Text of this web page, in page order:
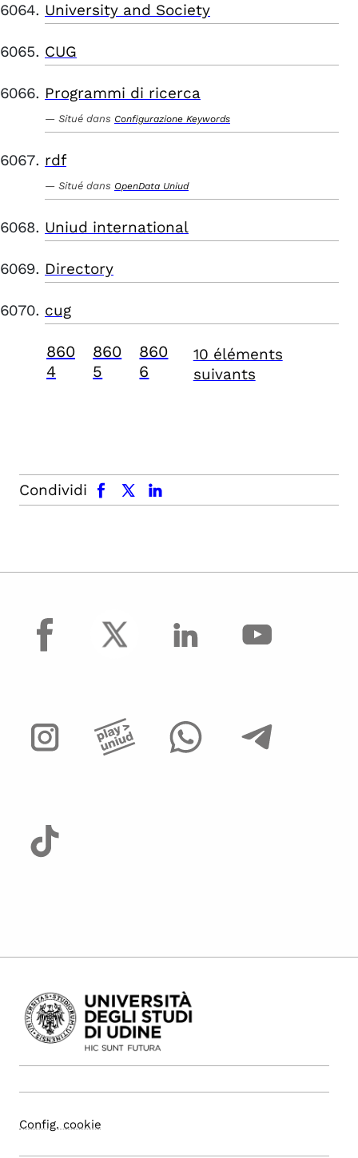
University and Society
CUG
Programmi di ricerca
Situé dans Configurazione Keywords
rdf
Situé dans OpenData Uniud
Uniud international
Directory
cug
860
4
860
5
860
6
10 éléments
suivants
Condividi
facebook x.com linkedin
facebook
Config. cookie